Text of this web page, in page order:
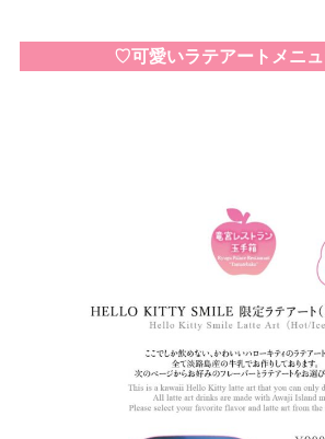
♡可愛いラテアートメニ